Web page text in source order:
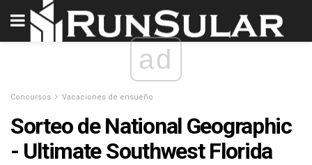
ad
Concursos Vacaciones de ensueño
Sorteo de National Geographic
- Ultimate Southwest Florida